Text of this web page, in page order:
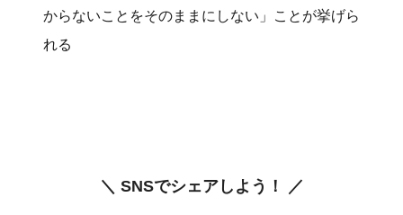
からないことをそのままにしない」ことが挙げら
れる
＼ SNSでシェアしよう！ ／